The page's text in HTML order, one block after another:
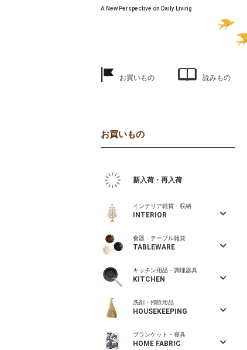
A New Perspective on Daily Living
お買いもの 読みもの
お買いもの
新入荷・再入荷
インテリア雑貨・収納
INTERIOR
食器・テーブル雑貨
TABLEWARE
キッチン用品・調理器具
KITCHEN
洗剤・掃除用品
HOUSEKEEPING
ブランケット・寝具
HOME FABRIC